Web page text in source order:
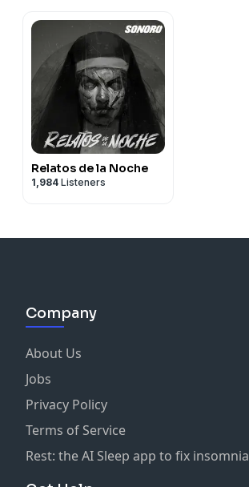
Relatos de la Noche
1,984 Listeners
Company
About Us
Jobs
Privacy Policy
Terms of Service
Rest: the AI Sleep app to fix insomnia